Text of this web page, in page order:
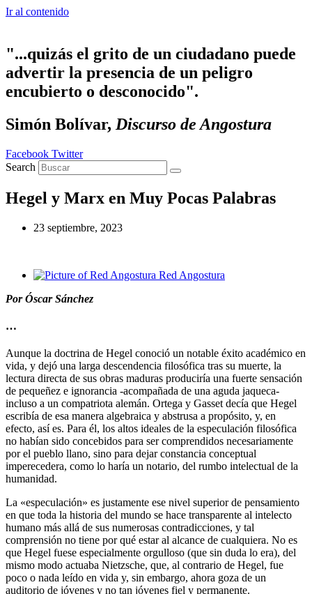
Ir al contenido
"...quizás el grito de un ciudadano puede
advertir la presencia de un peligro
encubierto o desconocido".
Simón Bolívar, Discurso de Angostura
Facebook Twitter
Search
Hegel y Marx en Muy Pocas Palabras
23 septiembre, 2023
Red Angostura
Por Óscar Sánchez
…
Aunque la doctrina de Hegel conoció un notable éxito académico en
vida, y dejó una larga descendencia filosófica tras su muerte, la
lectura directa de sus obras maduras produciría una fuerte sensación
de pequeñez e ignorancia -acompañada de una aguda jaqueca-
incluso a un compatriota alemán. Ortega y Gasset decía que Hegel
escribía de esa manera algebraica y abstrusa a propósito, y, en
efecto, así es. Para él, los altos ideales de la especulación filosófica
no habían sido concebidos para ser comprendidos necesariamente
por el pueblo llano, sino para dejar constancia conceptual
imperecedera, como lo haría un notario, del rumbo intelectual de la
humanidad.
La «especulación» es justamente ese nivel superior de pensamiento
en que toda la historia del mundo se hace transparente al intelecto
humano más allá de sus numerosas contradicciones, y tal
comprensión no tiene por qué estar al alcance de cualquiera. No es
que Hegel fuese especialmente orgulloso (que sin duda lo era), del
mismo modo actuaba Nietzsche, que, al contrario de Hegel, fue
poco o nada leído en vida y, sin embargo, ahora goza de un
auditorio de jóvenes y no tan jóvenes fiel y permanente.